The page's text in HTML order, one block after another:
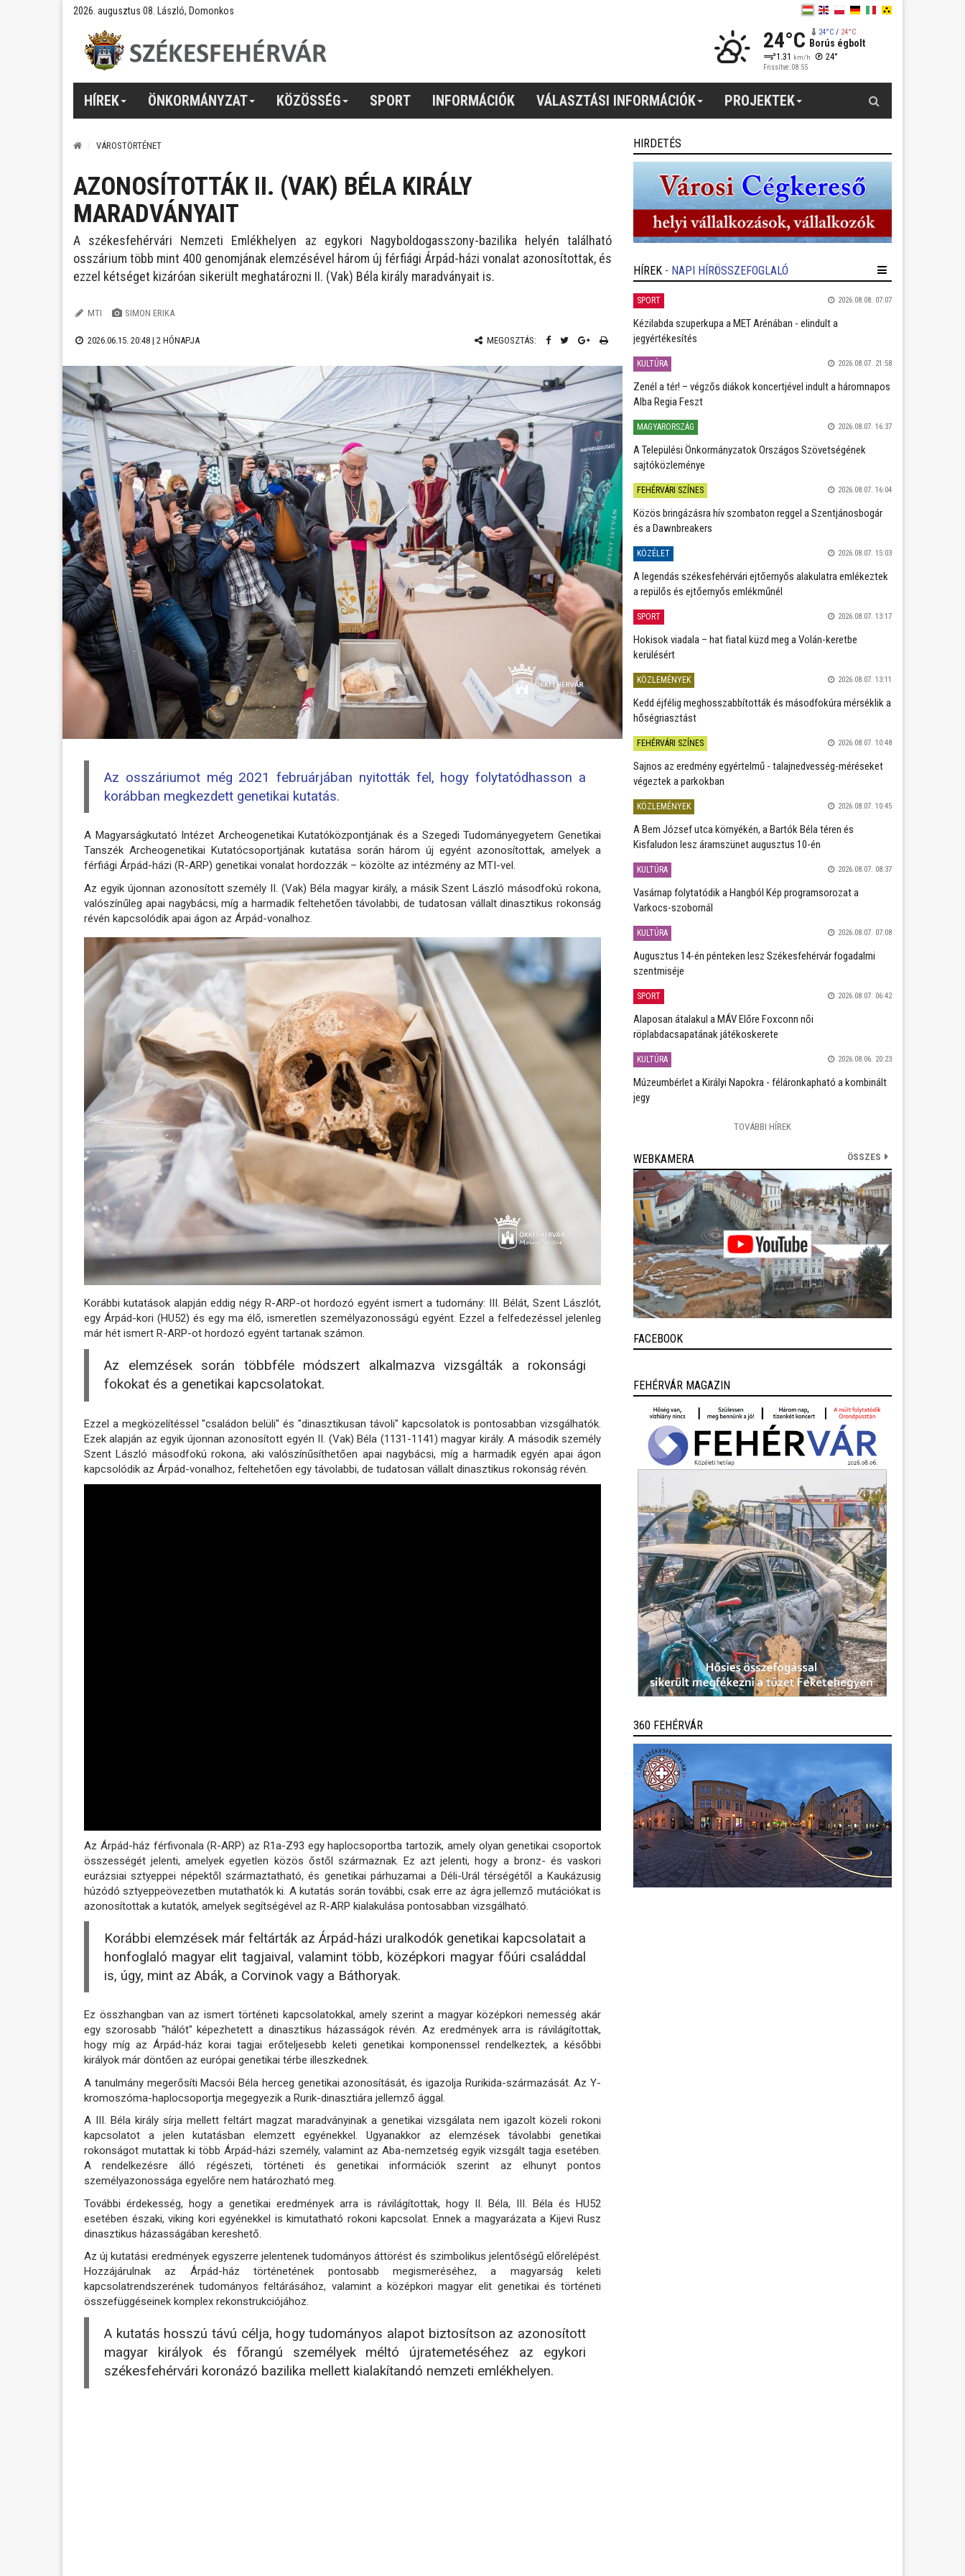
2026. augusztus 08. László, Domonkos
24°C 24°C/ 24°C
Borús égbolt
1.31 km/h 24°
Frissítve: 08:55
HÍREK ÖNKORMÁNYZAT KÖZÖSSÉG SPORT INFORMÁCIÓK VÁLASZTÁSI INFORMÁCIÓK PROJEKTEK
VÁROSTÖRTÉNET
AZONOSÍTOTTÁK II. (VAK) BÉLA KIRÁLY
MARADVÁNYAIT
A székesfehérvári Nemzeti Emlékhelyen az egykori Nagyboldogasszony-bazilika helyén található
osszárium több mint 400 genomjának elemzésével három új férfiági Árpád-házi vonalat azonosítottak, és
ezzel kétséget kizáróan sikerült meghatározni II. (Vak) Béla király maradványait is.
MTI SIMON ERIKA
2026.06.15. 20:48 | 2 HÓNAPJA MEGOSZTÁS:
Az osszáriumot még 2021 februárjában nyitották fel, hogy folytatódhasson a
korábban megkezdett genetikai kutatás.
A Magyarságkutató Intézet Archeogenetikai Kutatóközpontjának és a Szegedi Tudományegyetem Genetikai
Tanszék Archeogenetikai Kutatócsoportjának kutatása során három új egyént azonosítottak, amelyek a
férfiági Árpád-házi (R-ARP) genetikai vonalat hordozzák – közölte az intézmény az MTI-vel.
Az egyik újonnan azonosított személy II. (Vak) Béla magyar király, a másik Szent László másodfokú rokona,
valószínűleg apai nagybácsi, míg a harmadik feltehetően távolabbi, de tudatosan vállalt dinasztikus rokonság
révén kapcsolódik apai ágon az Árpád-vonalhoz.
Korábbi kutatások alapján eddig négy R-ARP-ot hordozó egyént ismert a tudomány: III. Bélát, Szent Lászlót,
egy Árpád-kori (HU52) és egy ma élő, ismeretlen személyazonosságú egyént. Ezzel a felfedezéssel jelenleg
már hét ismert R-ARP-ot hordozó egyént tartanak számon.
Az elemzések során többféle módszert alkalmazva vizsgálták a rokonsági
fokokat és a genetikai kapcsolatokat.
Ezzel a megközelítéssel "családon belüli" és "dinasztikusan távoli" kapcsolatok is pontosabban vizsgálhatók.
Ezek alapján az egyik újonnan azonosított egyén II. (Vak) Béla (1131-1141) magyar király. A második személy
Szent László másodfokú rokona, aki valószínűsíthetően apai nagybácsi, míg a harmadik egyén apai ágon
kapcsolódik az Árpád-vonalhoz, feltehetően egy távolabbi, de tudatosan vállalt dinasztikus rokonság révén.
Az Árpád-ház férfivonala (R-ARP) az R1a-Z93 egy haplocsoportba tartozik, amely olyan genetikai csoportok
összességét jelenti, amelyek egyetlen közös őstől származnak. Ez azt jelenti, hogy a bronz- és vaskori
eurázsiai sztyeppei népektől származtatható, és genetikai párhuzamai a Déli-Urál térségétől a Kaukázusig
húzódó sztyeppeövezetben mutathatók ki. A kutatás során további, csak erre az ágra jellemző mutációkat is
azonosítottak a kutatók, amelyek segítségével az R-ARP kialakulása pontosabban vizsgálható.
Korábbi elemzések már feltárták az Árpád-házi uralkodók genetikai kapcsolatait a
honfoglaló magyar elit tagjaival, valamint több, középkori magyar főúri családdal
is, úgy, mint az Abák, a Corvinok vagy a Báthoryak.
Ez összhangban van az ismert történeti kapcsolatokkal, amely szerint a magyar középkori nemesség akár
egy szorosabb "hálót" képezhetett a dinasztikus házasságok révén. Az eredmények arra is rávilágítottak,
hogy míg az Árpád-ház korai tagjai erőteljesebb keleti genetikai komponenssel rendelkeztek, a későbbi
királyok már döntően az európai genetikai térbe illeszkednek.
A tanulmány megerősíti Macsói Béla herceg genetikai azonosítását, és igazolja Rurikida-származását. Az Y-
kromoszóma-haplocsoportja megegyezik a Rurik-dinasztiára jellemző ággal.
A III. Béla király sírja mellett feltárt magzat maradványinak a genetikai vizsgálata nem igazolt közeli rokoni
kapcsolatot a jelen kutatásban elemzett egyénekkel. Ugyanakkor az elemzések távolabbi genetikai
rokonságot mutattak ki több Árpád-házi személy, valamint az Aba-nemzetség egyik vizsgált tagja esetében.
A rendelkezésre álló régészeti, történeti és genetikai információk szerint az elhunyt pontos
személyazonossága egyelőre nem határozható meg.
További érdekesség, hogy a genetikai eredmények arra is rávilágítottak, hogy II. Béla, III. Béla és HU52
esetében északi, viking kori egyénekkel is kimutatható rokoni kapcsolat. Ennek a magyarázata a Kijevi Rusz
dinasztikus házasságában kereshető.
Az új kutatási eredmények egyszerre jelentenek tudományos áttörést és szimbolikus jelentőségű előrelépést.
Hozzájárulnak az Árpád-ház történetének pontosabb megismeréséhez, a magyarság keleti
kapcsolatrendszerének tudományos feltárásához, valamint a középkori magyar elit genetikai és történeti
összefüggéseinek komplex rekonstrukciójához.
A kutatás hosszú távú célja, hogy tudományos alapot biztosítson az azonosított
magyar királyok és főrangú személyek méltó újratemetéséhez az egykori
székesfehérvári koronázó bazilika mellett kialakítandó nemzeti emlékhelyen.
HIRDETÉS
HÍREK - NAPI HÍRÖSSZEFOGLALÓ
SPORT 2026.08.08. 07:07
Kézilabda szuperkupa a MET Arénában - elindult a
jegyértékesítés
KULTÚRA 2026.08.07. 21:58
Zenél a tér! – végzős diákok koncertjével indult a háromnapos
Alba Regia Feszt
MAGYARORSZÁG 2026.08.07. 16:37
A Települési Önkormányzatok Országos Szövetségének
sajtóközleménye
FEHÉRVÁRI SZÍNES 2026.08.07. 16:04
Közös bringázásra hív szombaton reggel a Szentjánosbogár
és a Dawnbreakers
KÖZÉLET 2026.08.07. 15:03
A legendás székesfehérvári ejtőernyős alakulatra emlékeztek
a repülős és ejtőernyős emlékműnél
SPORT 2026.08.07. 13:17
Hokisok viadala – hat fiatal küzd meg a Volán-keretbe
kerülésért
KÖZLEMÉNYEK 2026.08.07. 13:11
Kedd éjfélig meghosszabbították és másodfokúra mérséklik a
hőségriasztást
FEHÉRVÁRI SZÍNES 2026.08.07. 10:48
Sajnos az eredmény egyértelmű - talajnedvesség-méréseket
végeztek a parkokban
KÖZLEMÉNYEK 2026.08.07. 10:45
A Bem József utca környékén, a Bartók Béla téren és
Kisfaludon lesz áramszünet augusztus 10-én
KULTÚRA 2026.08.07. 08:37
Vasárnap folytatódik a Hangból Kép programsorozat a
Varkocs-szobornál
KULTÚRA 2026.08.07. 07:08
Augusztus 14-én pénteken lesz Székesfehérvár fogadalmi
szentmiséje
SPORT 2026.08.07. 06:42
Alaposan átalakul a MÁV Előre Foxconn női
röplabdacsapatának játékoskerete
KULTÚRA 2026.08.06. 20:23
Múzeumbérlet a Királyi Napokra - féláronkapható a kombinált
jegy
TOVÁBBI HÍREK
WEBKAMERA ÖSSZES
FACEBOOK
FEHÉRVÁR MAGAZIN
360 FEHÉRVÁR